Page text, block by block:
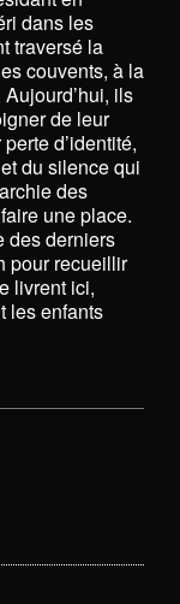
dans les
traversé la
couvents, à la
ils
de leur
d’identité,
du silence qui
des
une place.
des derniers
pour recueillir
livrent ici,
les enfants